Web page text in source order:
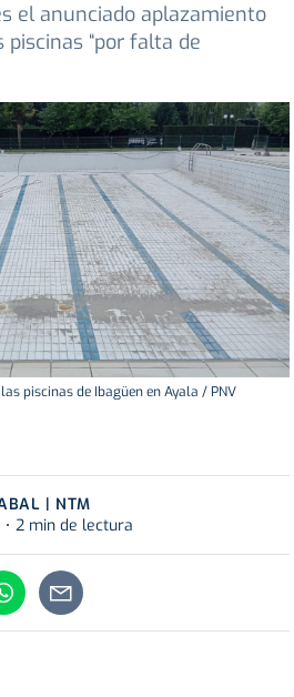
el anunciado aplazamiento
“por falta de
piscinas de Ibagüen en Ayala / PNV
| NTM
2 min de lectura